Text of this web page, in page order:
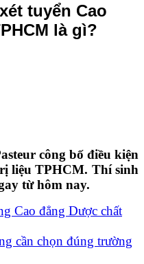
tuyển Cao
là gì?
công bố điều kiện
liệu TPHCM. Thí sinh
từ hôm nay.
Cao đẳng Dược chất
cần chọn đúng trường